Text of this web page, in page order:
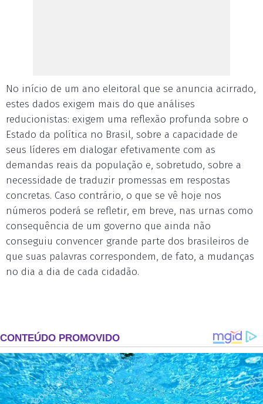
No início de um ano eleitoral que se anuncia acirrado,
estes dados exigem mais do que análises
reducionistas: exigem uma reflexão profunda sobre o
Estado da política no Brasil, sobre a capacidade de
seus líderes em dialogar efetivamente com as
demandas reais da população e, sobretudo, sobre a
necessidade de traduzir promessas em respostas
concretas. Caso contrário, o que se vê hoje nos
números poderá se refletir, em breve, nas urnas como
consequência de um governo que ainda não
conseguiu convencer grande parte dos brasileiros de
que suas palavras correspondem, de fato, a mudanças
no dia a dia de cada cidadão.